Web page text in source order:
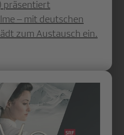
präsentiert
– mit deutschen
zum Austausch ein.